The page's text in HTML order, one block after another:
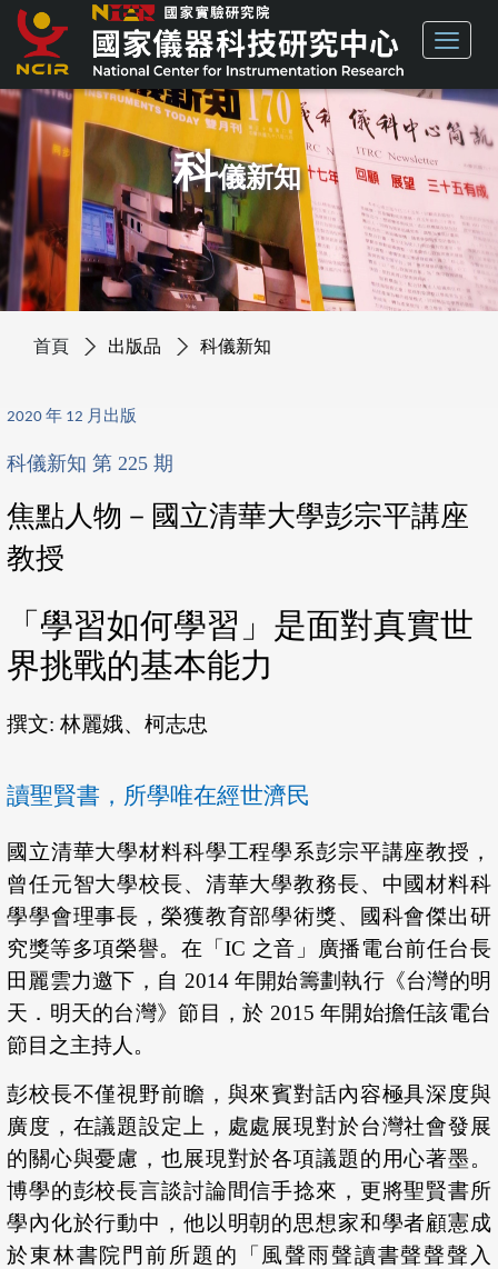
科儀新知
首頁 出版品 科儀新知
2020 年 12 月出版
科儀新知 第 225 期
焦點人物－國立清華大學彭宗平講座
教授
「學習如何學習」是面對真實世
界挑戰的基本能力
撰文: 林麗娥、柯志忠
讀聖賢書，所學唯在經世濟民
國立清華大學材料科學工程學系彭宗平講座教授，
曾任元智大學校長、清華大學教務長、中國材料科
學學會理事長，榮獲教育部學術獎、國科會傑出研
究獎等多項榮譽。在「IC 之音」廣播電台前任台長
田麗雲力邀下，自 2014 年開始籌劃執行《台灣的明
天．明天的台灣》節目，於 2015 年開始擔任該電台
節目之主持人。
彭校長不僅視野前瞻，與來賓對話內容極具深度與
廣度，在議題設定上，處處展現對於台灣社會發展
的關心與憂慮，也展現對於各項議題的用心著墨。
博學的彭校長言談討論間信手捻來，更將聖賢書所
學內化於行動中，他以明朝的思想家和學者顧憲成
於東林書院門前所題的「風聲雨聲讀書聲聲聲入